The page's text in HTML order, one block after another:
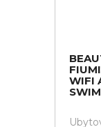
WIFI